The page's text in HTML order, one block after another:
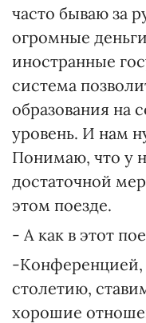
часто бываю за
огромные
иностранные
система
образования на
уровень. И нам
Понимаю, что у
достаточной
этом поезде.
- А как в этот
-Конференцией,
столетию,
хорошие